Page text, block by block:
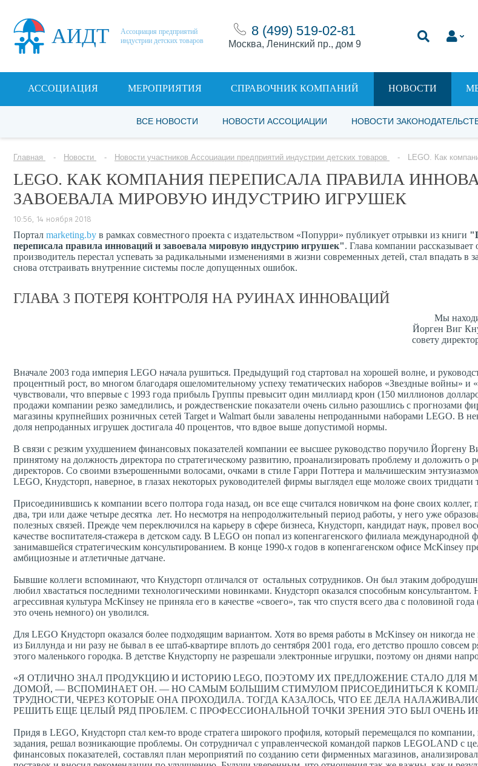
АИДТ
Ассоциация предприятий
индустрии детских товаров
8 (499) 519-02-81
Москва, Ленинский пр., дом 9
АССОЦИАЦИЯ МЕРОПРИЯТИЯ СПРАВОЧНИК КОМПАНИЙ НОВОСТИ
ВСЕ НОВОСТИ НОВОСТИ АССОЦИАЦИИ НОВОСТИ
Главная Новости Новости участников Ассоциации предприятий индустрии детских товаров LEGO. Как
LEGO. КАК КОМПАНИЯ ПЕРЕПИСАЛА ПРАВИЛА
ЗАВОЕВАЛА МИРОВУЮ ИНДУСТРИЮ ИГРУШЕК
10:56, 14 ноября 2018
Портал marketing.by в рамках совместного проекта с издательством «Попурри» публикует отрывки из книги
переписала правила инноваций и завоевала мировую индустрию игрушек". Глава компании
производитель перестал успевать за радикальными изменениями в жизни современных детей, стал впадать в
снова отстраивать внутренние системы после допущенных ошибок.
ГЛАВА 3 ПОТЕРЯ КОНТРОЛЯ НА РУИНАХ ИННОВАЦИЙ
Мы
Йорген Виг
совету
Вначале 2003 года империя LEGO начала рушиться. Предыдущий год стартовал на хорошей волне, и
процентный рост, во многом благодаря ошеломительному успеху тематических наборов «Звездные войны» и
чувствовали, что впервые с 1993 года прибыль Группы превысит один миллиард крон (150 миллионов
продажи компании резко замедлились, и рождественские показатели очень сильно разошлись с прогнозами
магазины крупнейших розничных сетей Target и Walmart были завалены непроданными наборами LEGO. В
доля непроданных игрушек достигала 40 процентов, что вдвое выше допустимой нормы.
В связи с резким ухудшением финансовых показателей компании ее высшее руководство поручило Йоргену
принятому на должность директора по стратегическому развитию, проанализировать проблему и доложить о
директоров. Со своими взъерошенными волосами, очками в стиле Гарри Поттера и мальчишеским энтузиазмом
LEGO, Кнудсторп, наверное, в глазах некоторых руководителей фирмы выглядел еще моложе своих тридцати
Присоединившись к компании всего полтора года назад, он все еще считался новичком на фоне своих
два, три или даже четыре десятка лет. Но несмотря на непродолжительный период работы, у него уже
полезных связей. Прежде чем переключился на карьеру в сфере бизнеса, Кнудсторп, кандидат наук, провел
качестве воспитателя-стажера в детском саду. В LEGO он попал из копенгагенского филиала
занимавшейся стратегическим консультированием. В конце 1990-х годов в копенгагенском офисе McKinsey
амбициозные и атлетичные датчане.
Бывшие коллеги вспоминают, что Кнудсторп отличался от остальных сотрудников. Он был этаким
любил хвастаться последними технологическими новинками. Кнудсторп оказался способным консультантом.
агрессивная культура McKinsey не приняла его в качестве «своего», так что спустя всего два с половиной
это очень немного) он уволился.
Для LEGO Кнудсторп оказался более подходящим вариантом. Хотя во время работы в McKinsey он никогда
из Биллунда и ни разу не бывал в ее штаб-квартире вплоть до сентября 2001 года, его детство прошло совсем
этого маленького городка. В детстве Кнудсторпу не разрешали электронные игрушки, поэтому он днями
«Я ОТЛИЧНО ЗНАЛ ПРОДУКЦИЮ И ИСТОРИЮ LEGO, ПОЭТОМУ ИХ ПРЕДЛОЖЕНИЕ СТАЛО ДЛЯ
ДОМОЙ, — ВСПОМИНАЕТ ОН. — НО САМЫМ БОЛЬШИМ СТИМУЛОМ ПРИСОЕДИНИТЬСЯ К
ТРУДНОСТИ, ЧЕРЕЗ КОТОРЫЕ ОНА ПРОХОДИЛА. ТОГДА КАЗАЛОСЬ, ЧТО ЕЕ ДЕЛА
РЕШИТЬ ЕЩЕ ЦЕЛЫЙ РЯД ПРОБЛЕМ. С ПРОФЕССИОНАЛЬНОЙ ТОЧКИ ЗРЕНИЯ ЭТО БЫЛ ОЧЕНЬ
Придя в LEGO, Кнудсторп стал кем-то вроде стратега широкого профиля, который перемещался по
задания, решал возникающие проблемы. Он сотрудничал с управленческой командой парков LEGOLAND с
финансовых показателей, составлял план мероприятий по созданию сети фирменных магазинов,